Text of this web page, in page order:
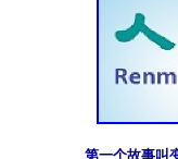
第一个故事叫